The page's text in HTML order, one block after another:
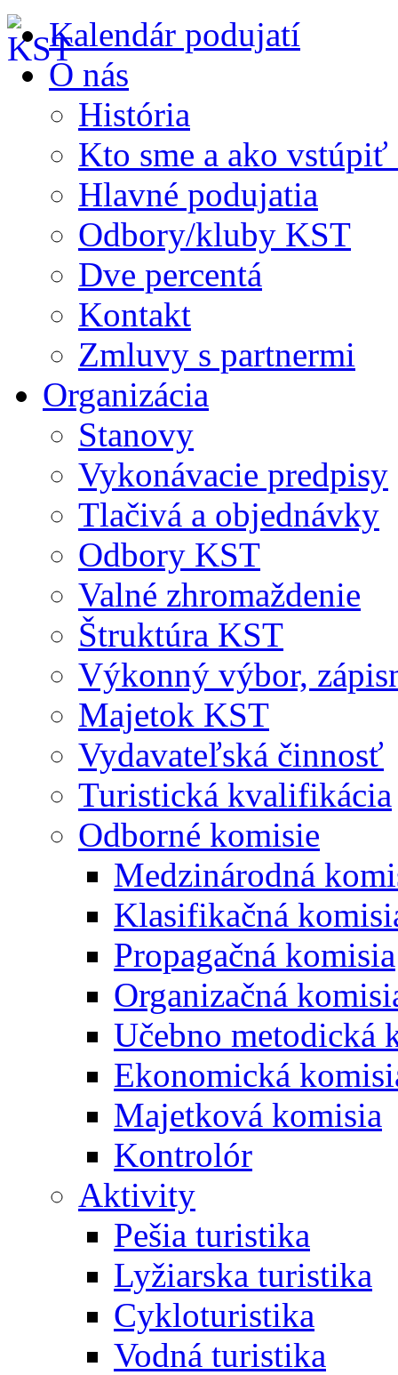
Kalendár podujatí
O nás
História
Kto sme a ako
Hlavné podujatia
Odbory/kluby KST
Dve percentá
Kontakt
Zmluvy s partnermi
Organizácia
Stanovy
Vykonávacie predpisy
Tlačivá a objednávky
Odbory KST
Valné zhromaždenie
Štruktúra KST
Výkonný výbor,
Majetok KST
Vydavateľská činnosť
Turistická kvalifikácia
Odborné komisie
Medzinárodná
Klasifikačná
Propagačná komisia
Organizačná
Učebno metodická
Ekonomická
Majetková komisia
Kontrolór
Aktivity
Pešia turistika
Lyžiarska turistika
Cykloturistika
Vodná turistika